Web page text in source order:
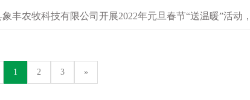
丰农牧科技有限公司开展2022年元旦春节“送温暖”活动
1 2 3 »